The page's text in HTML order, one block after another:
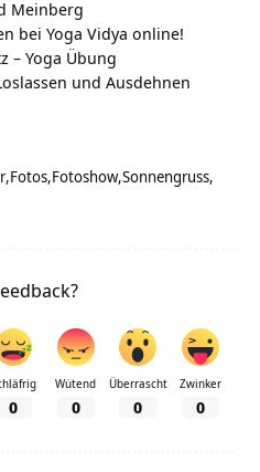
Meinberg
bei Yoga Vidya online!
– Yoga Übung
und Ausdehnen
Fotos Fotoshow Sonnengruss
0
Wütend
0
Überrascht
0
Zwinker
0